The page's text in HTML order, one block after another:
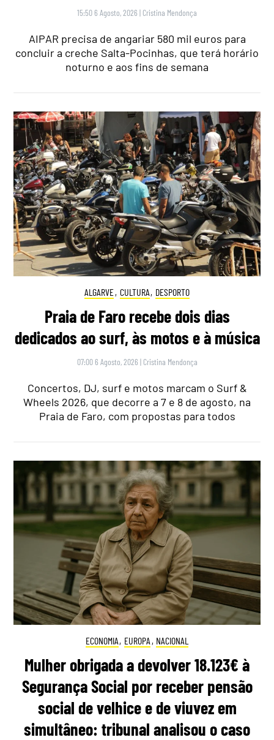
15:50 6 Agosto, 2026 | Cristina Mendonça
AIPAR precisa de angariar 580 mil euros para
concluir a creche Salta-Pocinhas, que terá horário
noturno e aos fins de semana
ALGARVE, CULTURA, DESPORTO
Praia de Faro recebe dois dias
dedicados ao surf, às motos e à música
07:00 6 Agosto, 2026 | Cristina Mendonça
Concertos, DJ, surf e motos marcam o Surf &
Wheels 2026, que decorre a 7 e 8 de agosto, na
Praia de Faro, com propostas para todos
ECONOMIA, EUROPA , NACIONAL
Mulher obrigada a devolver 18.123€ à
Segurança Social por receber pensão
social de velhice e de viuvez em
simultâneo: tribunal analisou o caso